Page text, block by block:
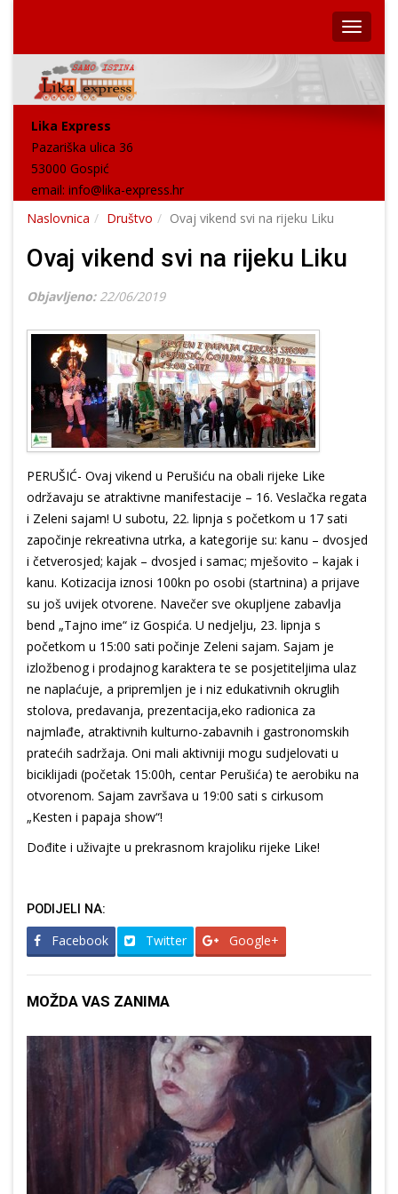
Lika Express
Pazariška ulica 36
53000 Gospić
email: info@lika-express.hr
Naslovnica
Društvo Ovaj vikend svi na rijeku Liku
Ovaj vikend svi na rijeku Liku
Objavljeno: 22/06/2019
PERUŠIĆ- Ovaj vikend u Perušiću na obali rijeke Like
održavaju se atraktivne manifestacije – 16. Veslačka regata
i Zeleni sajam! U subotu, 22. lipnja s početkom u 17 sati
započinje rekreativna utrka, a kategorije su: kanu – dvosjed
i četverosjed; kajak – dvosjed i samac; mješovito – kajak i
kanu. Kotizacija iznosi 100kn po osobi (startnina) a prijave
su još uvijek otvorene. Navečer sve okupljene zabavlja
bend „Tajno ime“ iz Gospića. U nedjelju, 23. lipnja s
početkom u 15:00 sati počinje Zeleni sajam. Sajam je
izložbenog i prodajnog karaktera te se posjetiteljima ulaz
ne naplaćuje, a pripremljen je i niz edukativnih okruglih
stolova, predavanja, prezentacija,eko radionica za
najmlađe, atraktivnih kulturno-zabavnih i gastronomskih
pratećih sadržaja. Oni mali aktivniji mogu sudjelovati u
biciklijadi (početak 15:00h, centar Perušića) te aerobiku na
otvorenom. Sajam završava u 19:00 sati s cirkusom
„Kesten i papaja show“!
Dođite i uživajte u prekrasnom krajoliku rijeke Like!
PODIJELI NA:
Facebook Twitter Google+
MOŽDA VAS ZANIMA